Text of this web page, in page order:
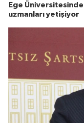
Ege
uzmanları yetişiyor